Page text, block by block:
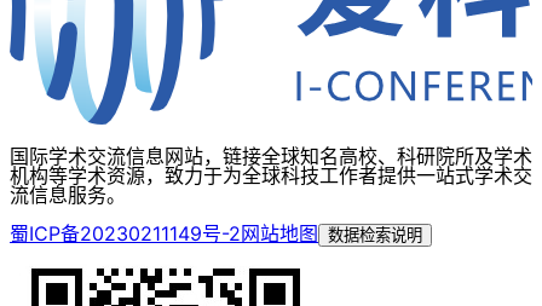
国际学术交流信息网站，链接全球知名高校、科研院所及学术
机构等学术资源，致力于为全球科技工作者提供一站式学术交
流信息服务。
蜀ICP备20230211149号-2网站地图 数据检索说明